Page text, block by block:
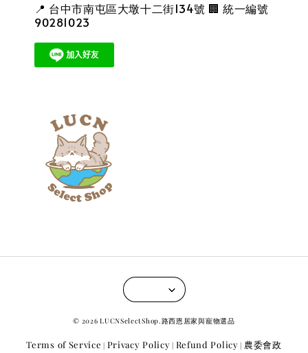
📍 台中市南屯區大墩十二街134號 🏢 統一編號
90281023
© 2026 LUCNSelectShop.路西恩居家與寵物選品
Terms of Service | Privacy Policy | Refund Policy | 農委會政